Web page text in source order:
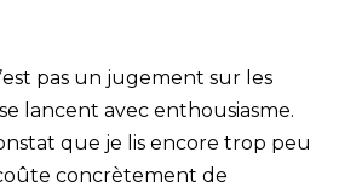
pas un jugement sur les
lancent avec enthousiasme.
que je lis encore trop peu
concrètement de